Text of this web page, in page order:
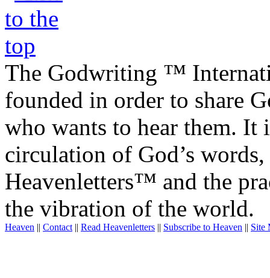
The Godwriting ™
founded in order to share
who wants to hear them. It
circulation of God’s
Heavenletters™ and the
the vibration of the world.
Heaven || Contact || Read Heavenletters || Subscribe to Heaven || Site